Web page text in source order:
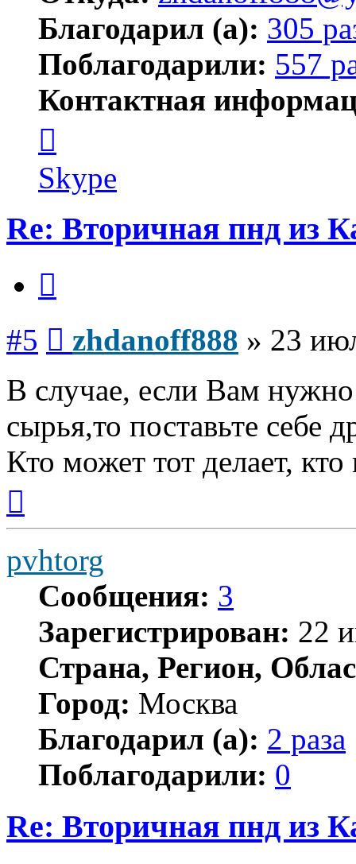
Благодарил (а): 305
Поблагодарили: 557
Контактная
пользователя
zhdanoff888
Skype
Re: Вторичная пнд из
#5 zhdanoff888 » 23
В случае, если Вам
сырья,то поставьте себе
Кто может тот делает,
началу
pvhtorg
Сообщения: 3
Зарегистрирован: 22
Страна, Регион,
Город: Москва
Благодарил (а): 2 раза
Поблагодарили: 0
Re: Вторичная пнд из